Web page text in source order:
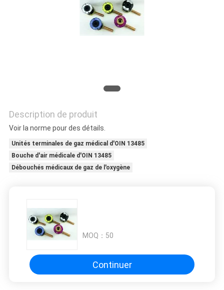
POLICY
Description de produit
Voir la norme pour des détails.
Unités terminales de gaz médical d'OIN 13485
Bouche d'air médicale d'OIN 13485
Débouchés médicaux de gaz de l'oxygène
MOQ： 50
Continuer